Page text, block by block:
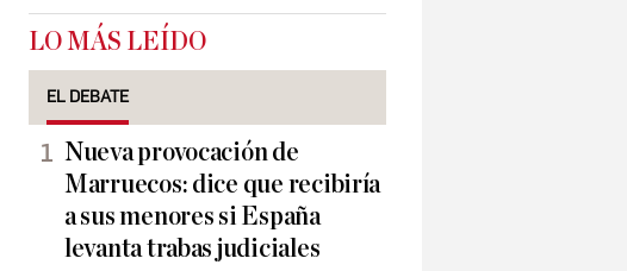
LO MÁS LEÍDO
EL DEBATE
Nueva provocación de
Marruecos: dice que recibiría
a sus menores si España
levanta trabas judiciales